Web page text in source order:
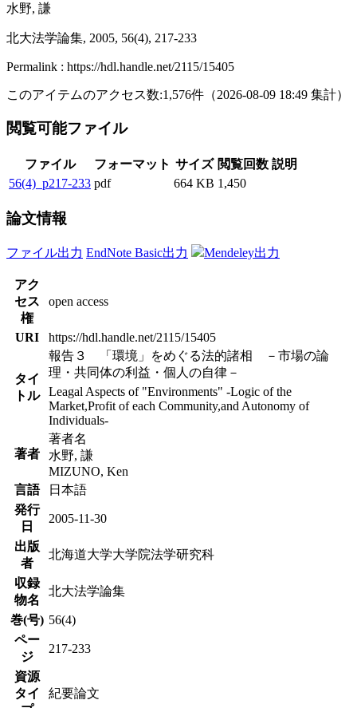
水野, 謙
北大法学論集, 2005, 56(4), 217-233
Permalink : https://hdl.handle.net/2115/15405
このアイテムのアクセス数:1,576件 （2026-08-09 18:49 集計）
閲覧可能ファイル
ファイル フォーマット サイズ 閲覧回数 説明
56(4)_p217-233 pdf 664 KB 1,450
論文情報
ファイル出力 EndNote Basic出力 Mendeley出力
アク
セス
権
open access
URI https://hdl.handle.net/2115/15405
タイ
トル
報告３ 「環境」をめぐる法的諸相 －市場の論
理・共同体の利益・個人の自律－
Leagal Aspects of "Environments" -Logic of the
Market,Profit of each Community,and Autonomy of
Individuals-
著者
著者名
水野, 謙
MIZUNO, Ken
言語
日本語
発行
日
2005-11-30
出版
者
北海道大学大学院法学研究科
収録
物名
北大法学論集
巻(号) 56(4)
ペー
ジ
217-233
資源
タイ
紀要論文